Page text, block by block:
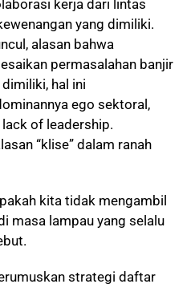
kerja dari lintas
yang dimiliki.
alasan bahwa
permasalahan banjir
hal ini
ego sektoral,
of leadership.
“klise” dalam ranah
kita tidak mengambil
masa lampau yang selalu
strategi daftar